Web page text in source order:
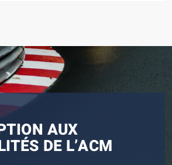
AUX
DE L’ACM